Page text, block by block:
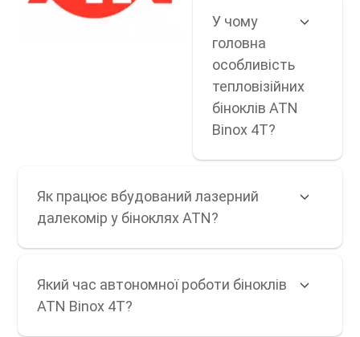
У чому
головна
особливість
тепловізійних
біноклів ATN
Binox 4T?
Як працює вбудований лазерний
далекомір у біноклях ATN?
Який час автономної роботи біноклів
ATN Binox 4T?